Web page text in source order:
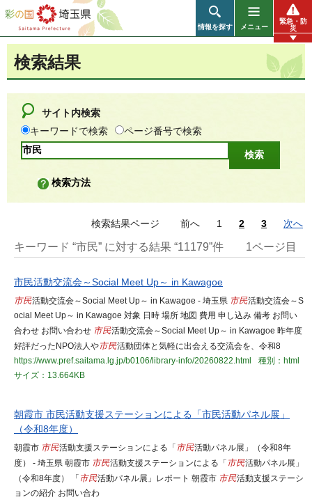
彩の国 埼玉県
情報を探す メニュー
緊急・防
災
検索結果
サイト内検索
キーワードで検索
ページ番号で検索
検索方法
検索結果ページ 前へ 1 2 3 次へ
キーワード “市民” に対する結果 “11179”件 1ページ目
市民活動交流会～Social Meet Up～ in Kawagoe
市民活動交流会～Social Meet Up～ in Kawagoe - 埼玉県 市民活動交流会～S
ocial Meet Up～ in Kawagoe 対象 日時 場所 地図 費用 申し込み 備考 お問い
合わせ お問い合わせ 市民活動交流会～Social Meet Up～ in Kawagoe 昨年度
好評だったNPO法人や市民活動団体と気軽に出会える交流会を、令和8
https://www.pref.saitama.lg.jp/b0106/library-info/20260822.html
種別：html
サイズ：13.664KB
朝霞市 市民活動支援ステーションによる「市民活動パネル展」
（令和8年度）
朝霞市 市民活動支援ステーションによる「 市民活動パネル展」（令和8年
度） - 埼玉県 朝霞市 市民活動支援ステーションによる「 市民活動パネル展」
（令和8年度） 「 市民活動パネル展」レポート 朝霞市 市民活動支援ステーシ
ョンの紹介 お問い合わ